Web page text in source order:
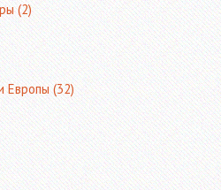
(2)
Европы(32)